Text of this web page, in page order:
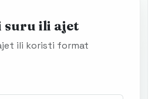
suru ili ajet
ili koristi format